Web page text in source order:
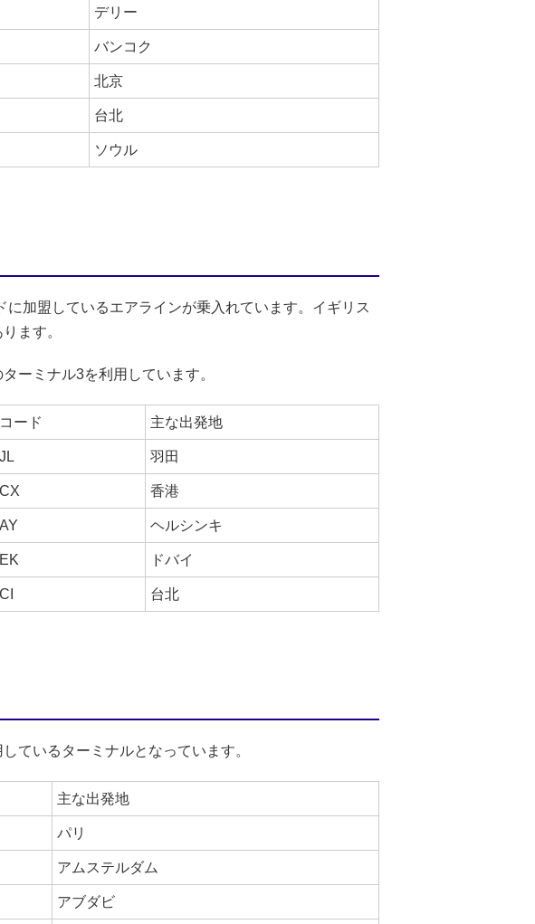
デリー
バンコク
北京
台北
ソウル
加盟しているエアラインが乗入れています。イギリス
ます。
ーミナル3を利用しています。
コード 主な出発地
JL 羽田
CX 香港
AY ヘルシンキ
EK ドバイ
CI 台北
ているターミナルとなっています。
主な出発地
パリ
アムステルダム
アブダビ